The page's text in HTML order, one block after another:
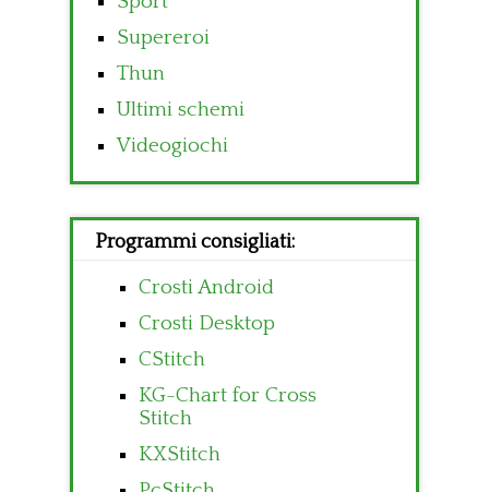
Supereroi
Thun
Ultimi schemi
Videogiochi
Programmi consigliati:
Crosti Android
Crosti Desktop
CStitch
KG-Chart for Cross
Stitch
KXStitch